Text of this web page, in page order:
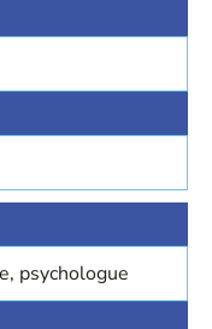
psychologue